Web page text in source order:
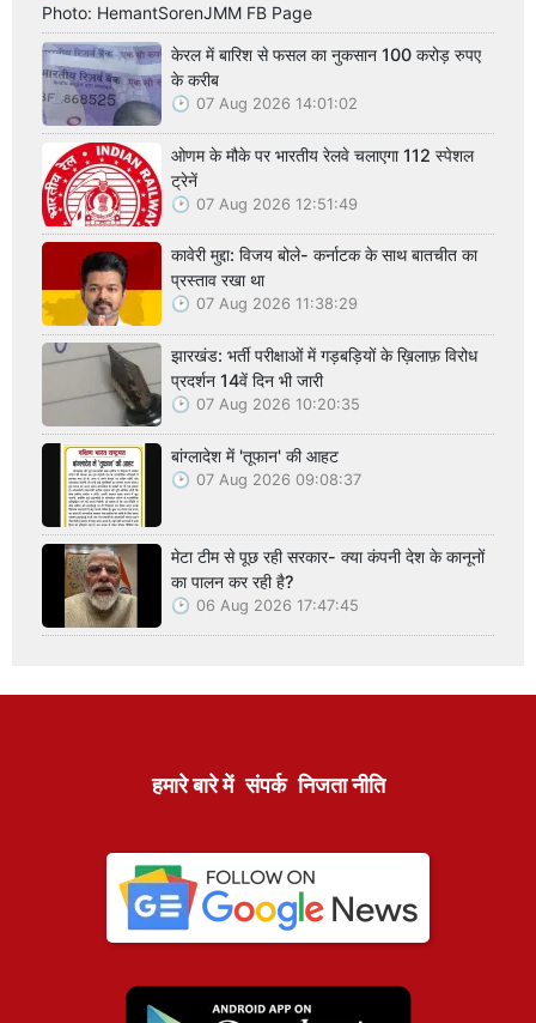
Photo: HemantSorenJMM FB Page
केरल में बारिश से फसल का नुकसान 100 करोड़ रुपए
के करीब
07 Aug 2026 14:01:02
ओणम के मौके पर भारतीय रेलवे चलाएगा 112 स्पेशल
ट्रेनें
07 Aug 2026 12:51:49
कावेरी मुद्दा: विजय बोले- कर्नाटक के साथ बातचीत का
प्रस्ताव रखा था
07 Aug 2026 11:38:29
झारखंड: भर्ती परीक्षाओं में गड़बड़ियों के ख़िलाफ़ विरोध
प्रदर्शन 14वें दिन भी जारी
07 Aug 2026 10:20:35
बांग्लादेश में 'तूफान' की आहट
07 Aug 2026 09:08:37
मेटा टीम से पूछ रही सरकार- क्या कंपनी देश के कानूनों
का पालन कर रही है?
06 Aug 2026 17:47:45
हमारे बारे में संपर्क निजता नीति